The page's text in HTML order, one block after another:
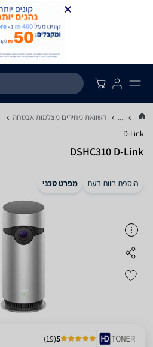
... השוואת מחירים מצלמות אבטחה
D-Link
DSHC310 D-Link
הוספת חוות דעת מפרט טכני
5
(
19
)